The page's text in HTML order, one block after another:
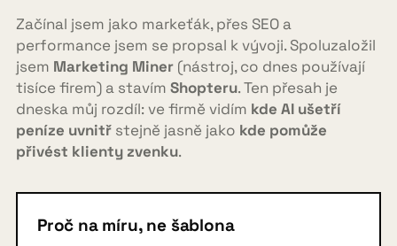
Začínal jsem jako markeťák, přes SEO a
performance jsem se propsal k vývoji. Spoluzaložil
jsem Marketing Miner (nástroj, co dnes používají
tisíce firem) a stavím Shopteru. Ten přesah je
dneska můj rozdíl: ve firmě vidím kde AI ušetří
peníze uvnitř stejně jasně jako kde pomůže
přivést klienty zvenku.
Proč na míru, ne šablona